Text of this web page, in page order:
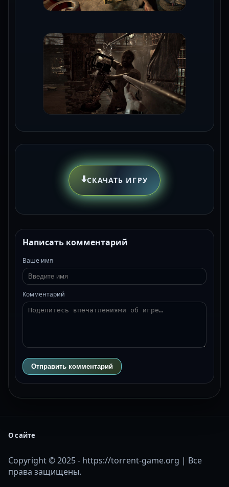
⬇️СКАЧАТЬ ИГРУ
Написать комментарий
Ваше имя
Комментарий
Отправить комментарий
О сайте
Copyright © 2025 - https://torrent-game.org | Все
права защищены.